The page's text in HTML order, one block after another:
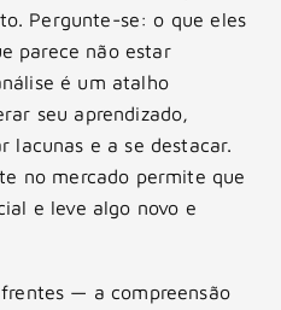
Pergunte-se: o que eles
parece não estar
é um atalho
seu aprendizado,
lacunas e a se destacar.
no mercado permite que
e leve algo novo e
— a compreensão